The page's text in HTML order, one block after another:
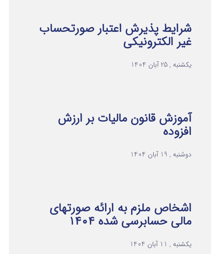
شرایط پذیرش اعتبار صورتحساب
غیر الکترونیکی
یکشنبه , 25 آبان 1404
آموزش قانون مالیات بر ارزش
افزوده
دوشنبه , 19 آبان 1404
اشخاص ملزم به ارائه صورتهای
مالی حسابرسی شده ۱۴۰۴
یکشنبه , 11 آبان 1404